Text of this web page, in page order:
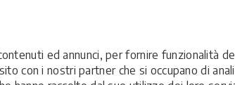
ed annunci, per fornire funzionalità
con i nostri partner che si occupano di